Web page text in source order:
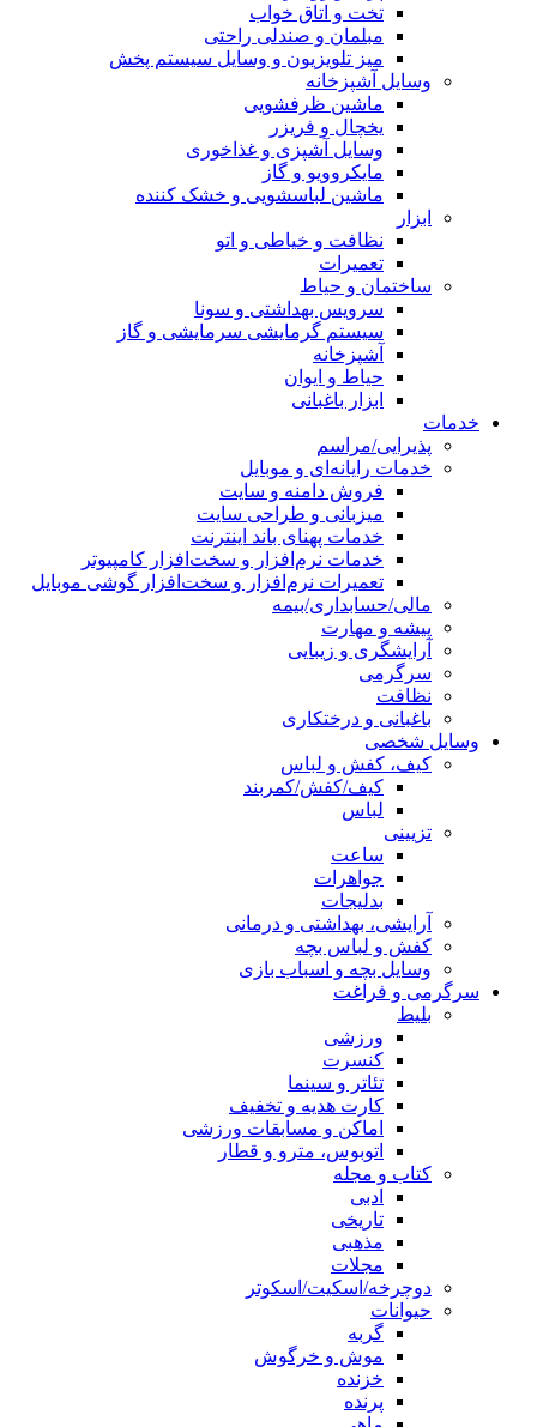
تخت و اتاق خواب
مبلمان و صندلی راحتی
میز تلویزیون و وسایل سیستم پخش
وسایل آشپزخانه
ماشین ظرفشویی
یخچال و فریزر
وسایل آشپزی و غذاخوری
مایکروویو و گاز
ماشین لباسشویی و خشک کننده
ابزار
نظافت و خیاطی و اتو
تعمیرات
ساختمان و حیاط
سرویس بهداشتی و سونا
سیستم گرمایشی سرمایشی و گاز
آشپزخانه
حیاط و ایوان
ابزار باغبانی
خدمات
پذیرایی/مراسم
خدمات رایانه‌ای و موبایل
فروش دامنه و سایت
میزبانی و طراحی سایت
خدمات پهنای باند اینترنت
خدمات نرم‌افزار و سخت‌افزار کامپیوتر
تعمیرات نرم‌افزار و سخت‌افزار گوشی موبایل
مالی/حسابداری/بیمه
پیشه و مهارت
آرایشگری و زیبایی
سرگرمی
نظافت
باغبانی و درختکاری
وسایل شخصی
کیف، کفش و لباس
کیف/کفش/کمربند
لباس
تزیینی
ساعت
جواهرات
بدلیجات
آرایشی، بهداشتی و درمانی
کفش و لباس بچه
وسایل بچه و اسباب بازی
سرگرمی و فراغت
بلیط
ورزشی
کنسرت
تئاتر و سینما
کارت هدیه و تخفیف
اماکن و مسابقات ورزشی
اتوبوس، مترو و قطار
کتاب و مجله
ادبی
تاریخی
مذهبی
مجلات
دوچرخه/اسکیت/اسکوتر
حیوانات
گربه
موش و خرگوش
خزنده
پرنده